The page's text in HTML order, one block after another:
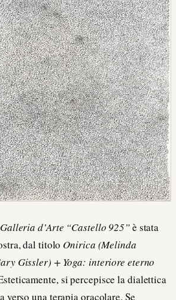
Galleria d’Arte “Castello 925”è stata
dal titolo Onirica (Melinda
Gissler) + Yoga: interiore eterno
si percepisce la dialettica
verso una terapia oracolare. Se